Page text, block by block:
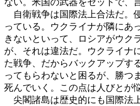
自衛戦争は国際法上合法だ。
っている。ウクライナが隣にあ
きないといって、ロシアがウク
が、それは違法だ。ウクライナ
た戦争、だからバックアップす
ってもらわないと困るが、勝つ
死んでいく。この点は人びとが
尖閣諸島は歴史的にも国際法